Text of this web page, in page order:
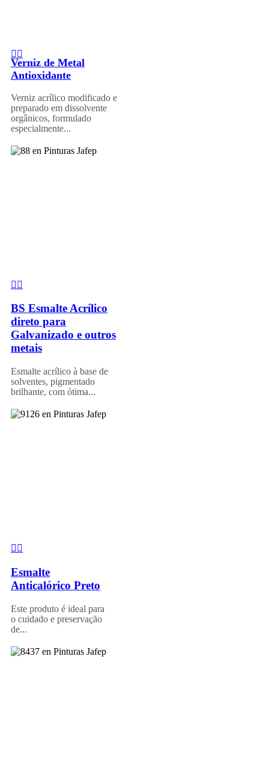
Verniz de Metal
Antioxidante
Verniz acrílico modificado e
preparado em dissolvente
orgânicos, formulado
especialmente...
BS Esmalte Acrílico
direto para
Galvanizado e outros
metais
Esmalte acrílico à base de
solventes, pigmentado
brilhante, com ótima...
Esmalte
Anticalórico Preto
Este produto é ideal para
o cuidado e preservação
de...